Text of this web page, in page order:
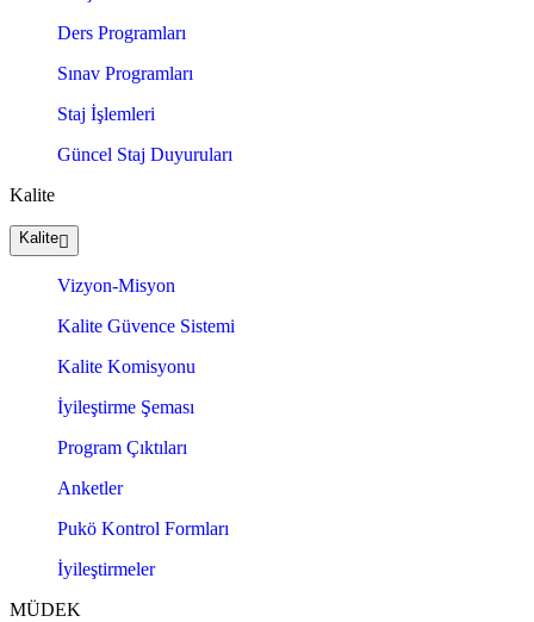
Ders Programları
Sınav Programları
Staj İşlemleri
Güncel Staj Duyuruları
Kalite
Kalite
Vizyon-Misyon
Kalite Güvence Sistemi
Kalite Komisyonu
İyileştirme Şeması
Program Çıktıları
Anketler
Pukö Kontrol Formları
İyileştirmeler
MÜDEK